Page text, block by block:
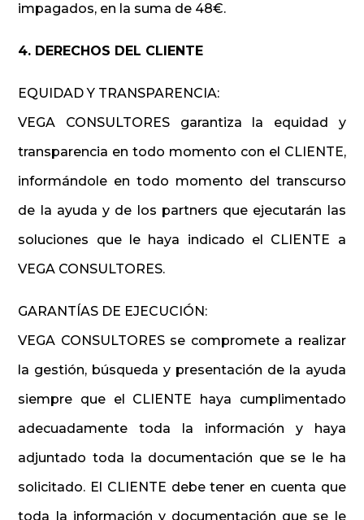
impagados, en la suma de 48€.
4. DERECHOS DEL CLIENTE
EQUIDAD Y TRANSPARENCIA:
VEGA CONSULTORES garantiza la equidad y
transparencia en todo momento con el CLIENTE,
informándole en todo momento del transcurso
de la ayuda y de los partners que ejecutarán las
soluciones que le haya indicado el CLIENTE a
VEGA CONSULTORES.
GARANTÍAS DE EJECUCIÓN:
VEGA CONSULTORES se compromete a realizar
la gestión, búsqueda y presentación de la ayuda
siempre que el CLIENTE haya cumplimentado
adecuadamente toda la información y haya
adjuntado toda la documentación que se le ha
solicitado. El CLIENTE debe tener en cuenta que
toda la información y documentación que se le